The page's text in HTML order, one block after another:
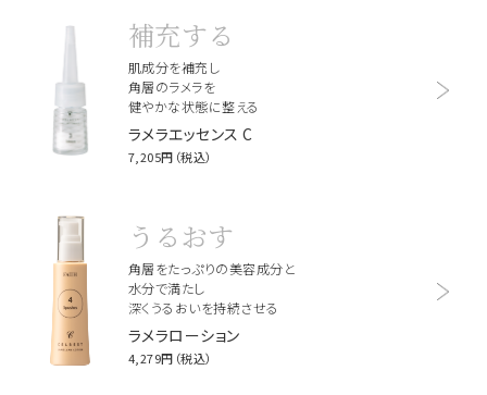
補充する
肌成分を補充し
角層のラメラを
健やかな状態に整える
ラメラエッセンス C
7,205円（税込）
うるおす
角層をたっぷりの美容成分と
水分で満たし
深くうるおいを持続させる
ラメラローション
4,279円（税込）